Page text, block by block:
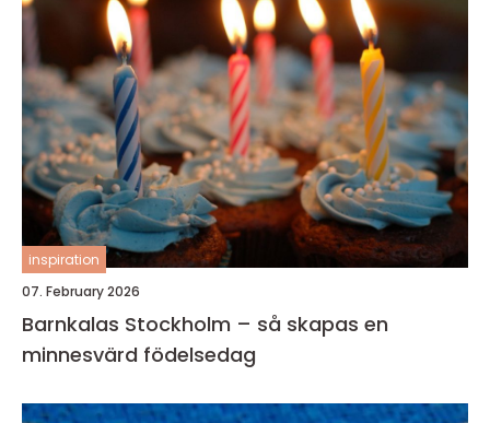
inspiration
07. February 2026
Barnkalas Stockholm – så skapas en
minnesvärd födelsedag